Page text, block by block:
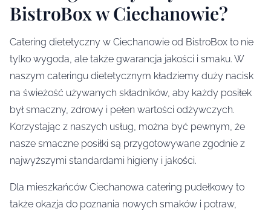
BistroBox w Ciechanowie?
Catering dietetyczny w Ciechanowie od BistroBox to nie
tylko wygoda, ale także gwarancja jakości i smaku. W
naszym cateringu dietetycznym kładziemy duży nacisk
na świeżość używanych składników, aby każdy posiłek
był smaczny, zdrowy i pełen wartości odżywczych.
Korzystając z naszych usług, można być pewnym, że
nasze smaczne posiłki są przygotowywane zgodnie z
najwyższymi standardami higieny i jakości.
Dla mieszkańców Ciechanowa catering pudełkowy to
także okazja do poznania nowych smaków i potraw,